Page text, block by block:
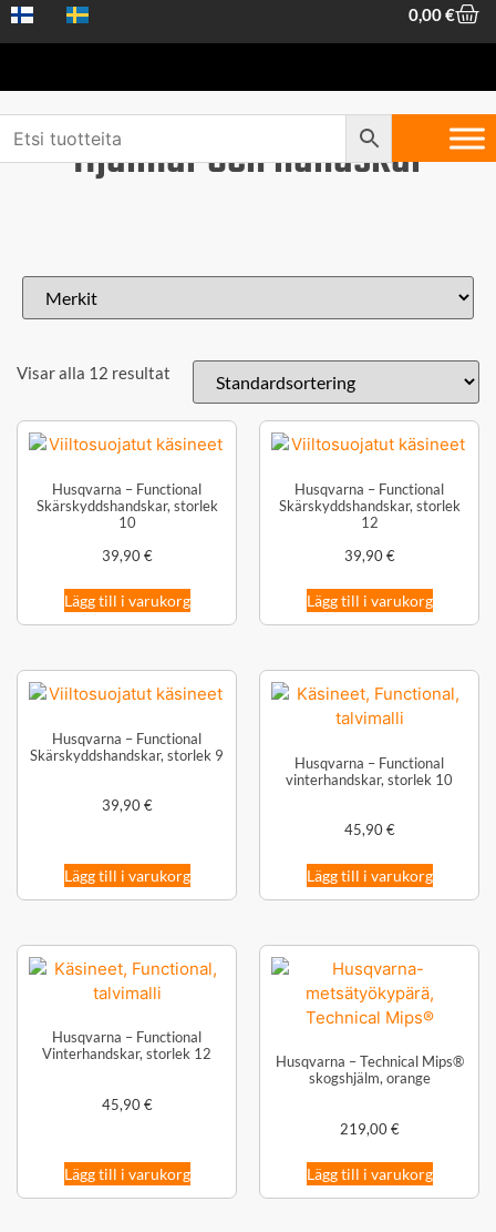
0,00€
Hjälmar och handskar
Visar alla 12 resultat
Husqvarna – Functional
Skärskyddshandskar, storlek
10
39,90€
Lägg till i varukorg
Husqvarna – Functional
Skärskyddshandskar, storlek
12
39,90€
Lägg till i varukorg
Husqvarna – Functional
Skärskyddshandskar, storlek 9
39,90€
Lägg till i varukorg
Husqvarna – Functional
vinterhandskar, storlek 10
45,90€
Lägg till i varukorg
Husqvarna – Functional
Vinterhandskar, storlek 12
45,90€
Lägg till i varukorg
Husqvarna – Technical Mips®
skogshjälm, orange
219,00€
Lägg till i varukorg